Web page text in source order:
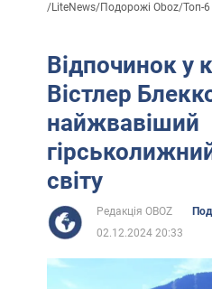
/LiteNews/Подорожі Oboz/Топ-6
Відпочинок у
Вістлер
найжвавіший
світу
Редакція OBOZ
02.12.2024 20:33